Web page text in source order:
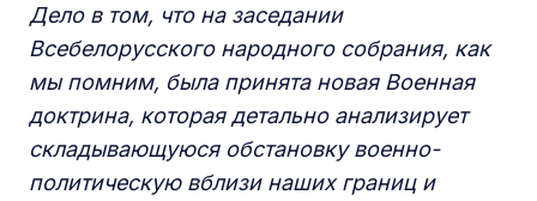
Дело в том, что на заседании
Всебелорусского народного собрания, как
мы помним, была принята новая Военная
доктрина, которая детально анализирует
складывающуюся обстановку военно-
политическую вблизи наших границ и